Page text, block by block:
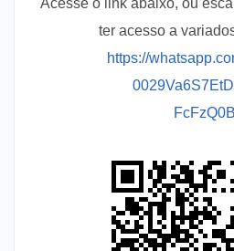
Acesse o link abaixo, ou
ter acesso a
https://
FcFzQ0B